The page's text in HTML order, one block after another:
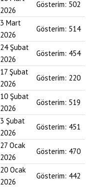
2026
Gösterim: 502
3 Mart
2026
Gösterim: 514
24 Şubat
2026
Gösterim: 454
17 Şubat
2026
Gösterim: 220
10 Şubat
2026
Gösterim: 519
3 Şubat
2026
Gösterim: 451
27 Ocak
2026
Gösterim: 470
20 Ocak
2026
Gösterim: 442